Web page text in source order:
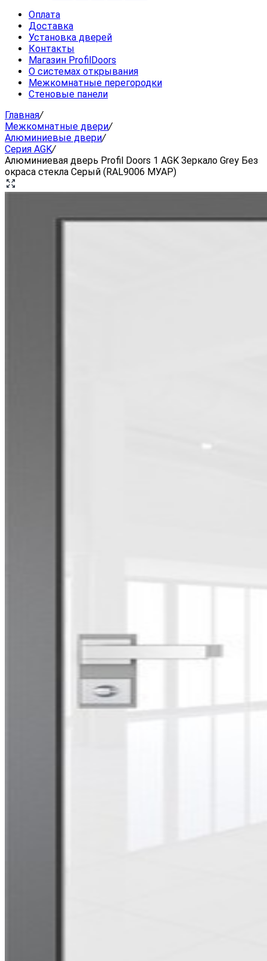
Оплата
Доставка
Установка дверей
Контакты
Магазин ProfilDoors
О системах открывания
Межкомнатные перегородки
Стеновые панели
Главная/
Межкомнатные двери/
Алюминиевые двери/
Серия AGK/
Алюминиевая дверь Profil Doors 1 AGK Зеркало Grey Без
окраса стекла Серый (RAL9006 МУАР)